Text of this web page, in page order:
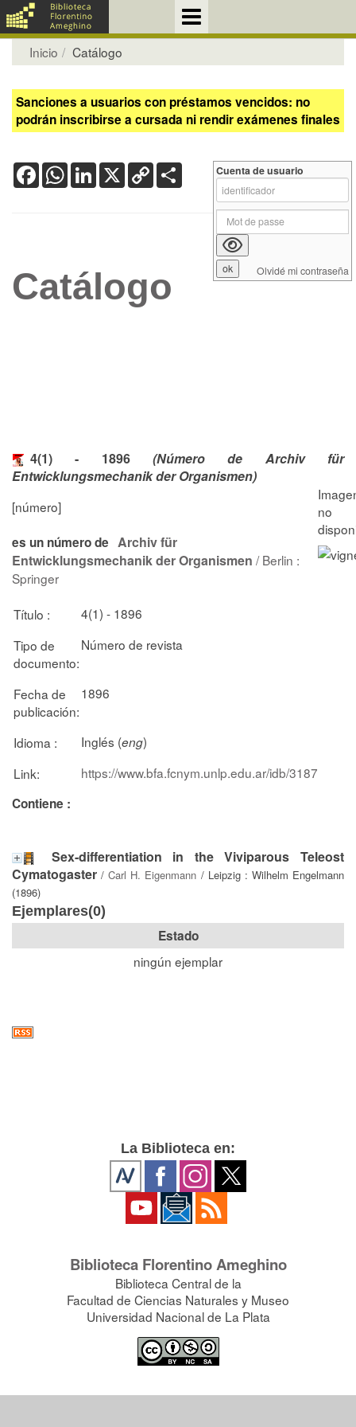
Inicio Catálogo
Sanciones a usuarios con préstamos vencidos: no
podrán inscribirse a cursada ni rendir exámenes finales
FacebookWhatsApp
LinkedIn
X Copy
Link
Catálogo
4(1) - 1896(Número de Archiv für
Entwicklungsmechanik der Organismen)
[número]
es un número de Archiv für
Entwicklungsmechanik der Organismen / Berlin :
Springer
Título :
4(1) - 1896
Tipo de
documento:
Número de revista
Fecha de
publicación:
1896
Idioma : Inglés (eng)
Link:
https://www.bfa.fcnym.unlp.edu.ar/idb/3187
Contiene :
Sex-differentiation in the Viviparous Teleost
Cymatogaster /Carl H. Eigenmann / Leipzig : Wilhelm Engelmann
(1896)
Ejemplares(0)
Estado
ningún ejemplar
Cuenta de usuario
Olvidé mi contraseña
La Biblioteca en:
Biblioteca Florentino Ameghino
Biblioteca Central de la
Facultad de Ciencias Naturales y Museo
Universidad Nacional de La Plata